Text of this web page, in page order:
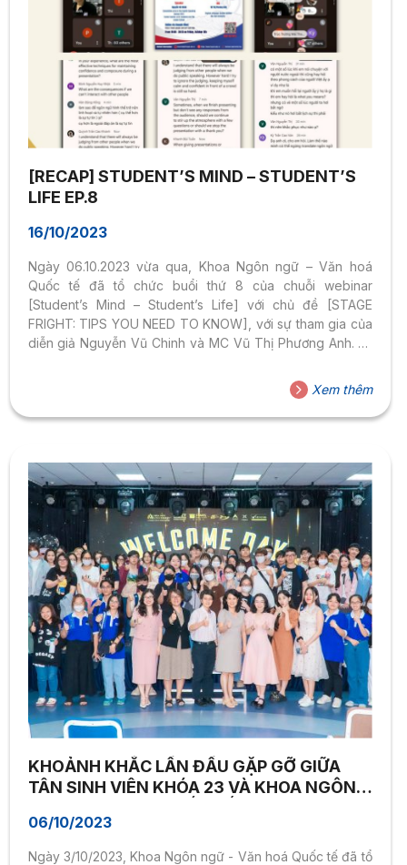
[RECAP] STUDENT’S MIND – STUDENT’S
LIFE EP.8
16/10/2023
Ngày 06.10.2023 vừa qua, Khoa Ngôn ngữ – Văn hoá
Quốc tế đã tổ chức buổi thứ 8 của chuỗi webinar
[Student’s Mind – Student’s Life] với chủ đề [STAGE
FRIGHT: TIPS YOU NEED TO KNOW], với sự tham gia của
diễn giả Nguyễn Vũ Chinh và MC Vũ Thị Phương Anh. Là
sắc ngay từ khi còn hoạt động và học tập tại trường, Vũ
Chinh đã mang đến những chia sẻ thú vị và hữu ích đến
các bạn sinh viên về các trải nghiệm và thách...
Xem thêm
KHOẢNH KHẮC LẦN ĐẦU GẶP GỠ GIỮA
TÂN SINH VIÊN KHÓA 23 VÀ KHOA NGÔN
06/10/2023
Ngày 3/10/2023, Khoa Ngôn ngữ - Văn hoá Quốc tế đã tổ